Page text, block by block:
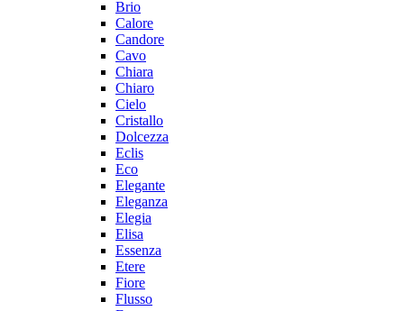
Brio
Calore
Candore
Cavo
Chiara
Chiaro
Cielo
Cristallo
Dolcezza
Eclis
Eco
Elegante
Eleganza
Elegia
Elisa
Essenza
Etere
Fiore
Flusso